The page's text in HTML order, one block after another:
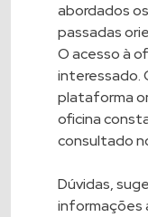
abordados
passadas
O acesso à
interessado.
plataforma
oficina
consultado
Dúvidas,
informações